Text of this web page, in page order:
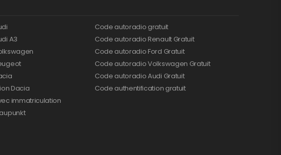
A3
Dacia
immatriculation
Code autoradio gratuit
Code autoradio Renault Gratuit
Code autoradio Ford Gratuit
Code autoradio Volkswagen Gratuit
Code autoradio Audi Gratuit
Code authentification gratuit